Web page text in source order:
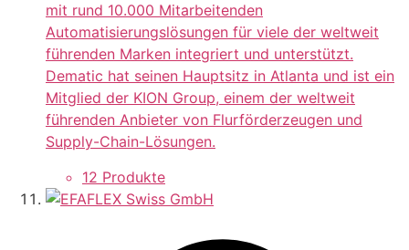
mit rund 10.000 Mitarbeitenden
Automatisierungslösungen für viele der weltweit
führenden Marken integriert und unterstützt.
Dematic hat seinen Hauptsitz in Atlanta und ist ein
Mitglied der KION Group, einem der weltweit
führenden Anbieter von Flurförderzeugen und
Supply-Chain-Lösungen.
12 Produkte